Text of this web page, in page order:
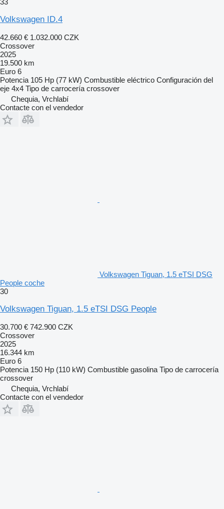
Volkswagen ID.4
42.660 € 1.032.000 CZK
Crossover
2025
19.500 km
Euro 6
Potencia 105 Hp (77 kW) Combustible eléctrico Configuración del
eje 4x4 Tipo de carrocería crossover
Chequia, Vrchlabí
Contacte con el vendedor
Volkswagen Tiguan, 1.5 eTSI DSG
People coche
30
Volkswagen Tiguan, 1.5 eTSI DSG People
30.700 € 742.900 CZK
Crossover
2025
16.344 km
Euro 6
Potencia 150 Hp (110 kW) Combustible gasolina Tipo de carrocería
crossover
Chequia, Vrchlabí
Contacte con el vendedor